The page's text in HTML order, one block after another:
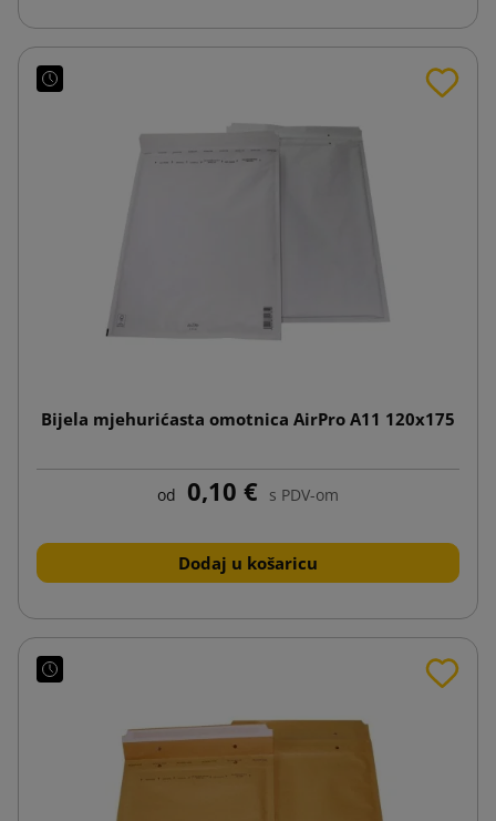
Bijela mjehurićasta omotnica AirPro A11 120x175
od 0,10 € s PDV-om
Dodaj u košaricu